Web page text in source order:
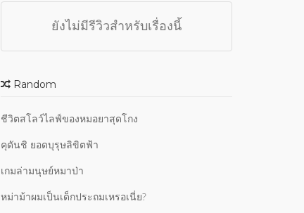
ยังไม่มีรีวิวสำหรับเรื่องนี้
Random
ชีวิตสโลว์ไลฟ์ของหมอยาสุดโกง
คุดันชิ ยอดบุรุษลิขิตฟ้า
เกมล่ามนุษย์หมาป่า
หม่าม้าผมเป็นเด็กประถมเหรอเนี่ย?